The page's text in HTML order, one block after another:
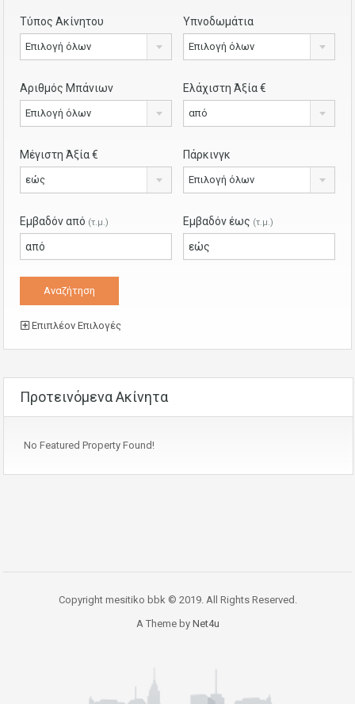
Τύπος Ακίνητου
Επιλογή όλων
Υπνοδωμάτια
Επιλογή όλων
Αριθμός Μπάνιων
Επιλογή όλων
Ελάχιστη Άξία €
από
Μέγιστη Άξία €
εώς
Πάρκινγκ
Επιλογή όλων
Εμβαδόν από (τ.μ.) Εμβαδόν έως (τ.μ.)
Επιπλέον Επιλογές
Προτεινόμενα Ακίνητα
No Featured Property Found!
Copyright mesitiko bbk © 2019. All Rights Reserved.
A Theme by Net4u